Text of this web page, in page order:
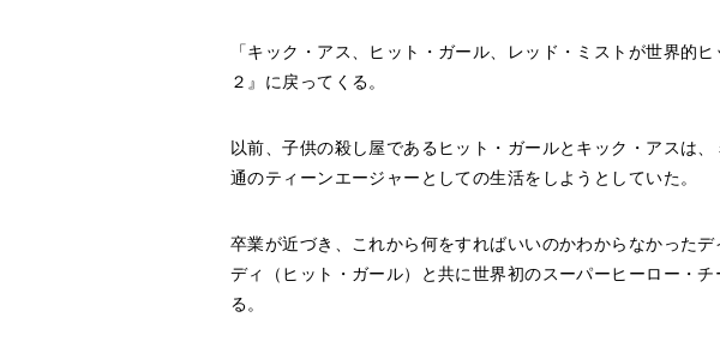
「キック・アス、ヒット・ガール、レッド・ミストが世界的
２』に戻ってくる。
以前、子供の殺し屋であるヒット・ガールとキック・アスは
通のティーンエージャーとしての生活をしようとしていた。
卒業が近づき、これから何をすればいいのかわからなかった
ディ（ヒット・ガール）と共に世界初のスーパーヒーロー・
る。